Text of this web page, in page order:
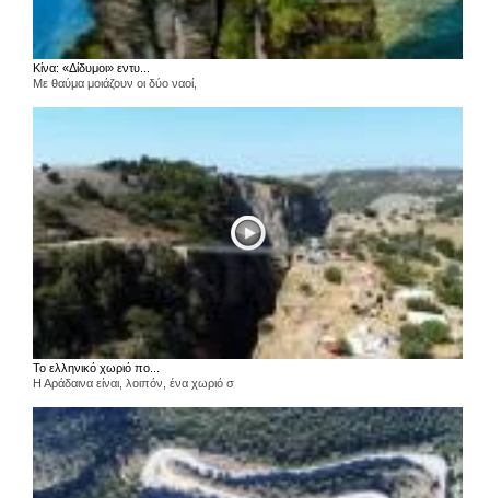
Κίνα: «Δίδυμοι» εντυ...
Με θαύμα μοιάζουν οι δύο ναοί,
Το ελληνικό χωριό πο...
Η Αράδαινα είναι, λοιπόν, ένα χωριό σ